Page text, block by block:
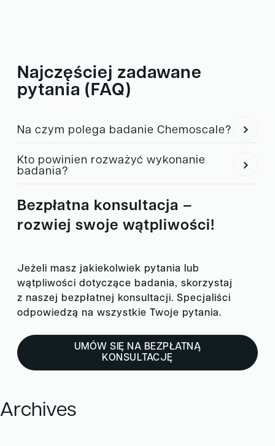
Najczęściej zadawane
pytania (FAQ)
Na czym polega badanie Chemoscale?
jak komórki nowotworowe reagują na różne schematy
Kto powinien rozważyć wykonanie
badania?
zaawansowanymi, trudnymi do leczenia lub opornymi
nowotworami, u których standardowe terapie nie
Bezpłatna konsultacja –
rozwiej swoje wątpliwości!
Jeżeli masz jakiekolwiek pytania lub
wątpliwości dotyczące badania, skorzystaj
z naszej bezpłatnej konsultacji. Specjaliści
odpowiedzą na wszystkie Twoje pytania.
UMÓW SIĘ NA BEZPŁATNĄ
KONSULTACJĘ
Archives